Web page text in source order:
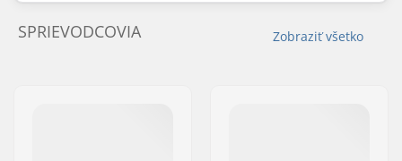
Zobraziť všetko
SPRIEVODCOVIA